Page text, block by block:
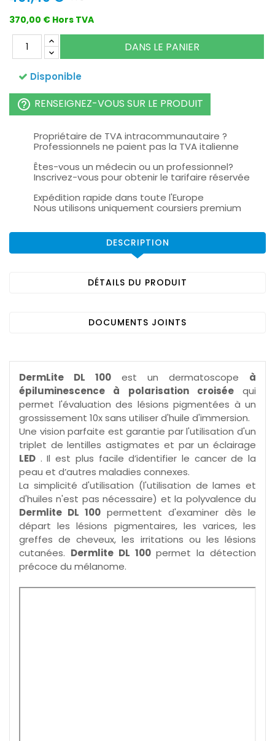
370,00 € Hors TVA
DANS LE PANIER
Disponible
help_outline RENSEIGNEZ-VOUS SUR LE PRODUIT
Propriétaire de TVA intracommunautaire ?
Professionnels ne paient pas la TVA italienne
Êtes-vous un médecin ou un professionnel?
Inscrivez-vous pour obtenir le tarifaire réservée
Expédition rapide dans toute l'Europe
Nous utilisons uniquement coursiers premium
DESCRIPTION
DÉTAILS DU PRODUIT
DOCUMENTS JOINTS
DermLite DL 100 est un dermatoscope à
épiluminescence à polarisation croiséequi
permet l'évaluation des lésions pigmentées à un
grossissement 10x sans utiliser d'huile d'immersion.
Une vision parfaite est garantie par l'utilisation d'un
triplet de lentilles astigmates et par un éclairage
LED . Il est plus facile d’identifier le cancer de la
peau et d’autres maladies connexes.
La simplicité d'utilisation (l'utilisation de lames et
d'huiles n'est pas nécessaire) et la polyvalence du
Dermlite DL 100 permettent d'examiner dès le
départ les lésions pigmentaires, les varices, les
greffes de cheveux, les irritations ou les lésions
cutanées. Dermlite DL 100permet la détection
précoce du mélanome.